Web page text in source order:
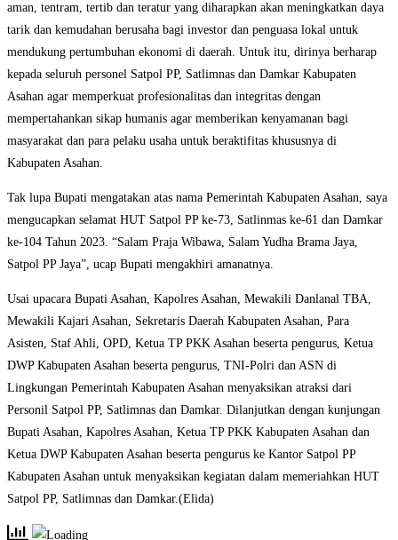
aman, tentram, tertib dan teratur yang diharapkan akan meningkatkan daya
tarik dan kemudahan berusaha bagi investor dan penguasa lokal untuk
mendukung pertumbuhan ekonomi di daerah. Untuk itu, dirinya berharap
kepada seluruh personel Satpol PP, Satlimnas dan Damkar Kabupaten
Asahan agar memperkuat profesionalitas dan integritas dengan
mempertahankan sikap humanis agar memberikan kenyamanan bagi
masyarakat dan para pelaku usaha untuk beraktifitas khususnya di
Kabupaten Asahan.
Tak lupa Bupati mengatakan atas nama Pemerintah Kabupaten Asahan, saya
mengucapkan selamat HUT Satpol PP ke-73, Satlinmas ke-61 dan Damkar
ke-104 Tahun 2023. “Salam Praja Wibawa, Salam Yudha Brama Jaya,
Satpol PP Jaya”, ucap Bupati mengakhiri amanatnya.
Usai upacara Bupati Asahan, Kapolres Asahan, Mewakili Danlanal TBA,
Mewakili Kajari Asahan, Sekretaris Daerah Kabupaten Asahan, Para
Asisten, Staf Ahli, OPD, Ketua TP PKK Asahan beserta pengurus, Ketua
DWP Kabupaten Asahan beserta pengurus, TNI-Polri dan ASN di
Lingkungan Pemerintah Kabupaten Asahan menyaksikan atraksi dari
Personil Satpol PP, Satlimnas dan Damkar. Dilanjutkan dengan kunjungan
Bupati Asahan, Kapolres Asahan, Ketua TP PKK Kabupaten Asahan dan
Ketua DWP Kabupaten Asahan beserta pengurus ke Kantor Satpol PP
Kabupaten Asahan untuk menyaksikan kegiatan dalam memeriahkan HUT
Satpol PP, Satlimnas dan Damkar.(Elida)